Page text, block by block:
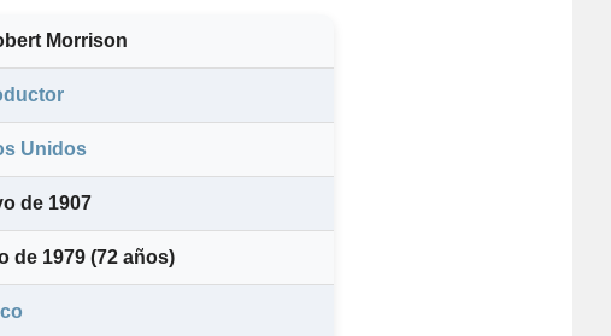
Morrison
Unidos
de 1907
de 1979 (72 años)